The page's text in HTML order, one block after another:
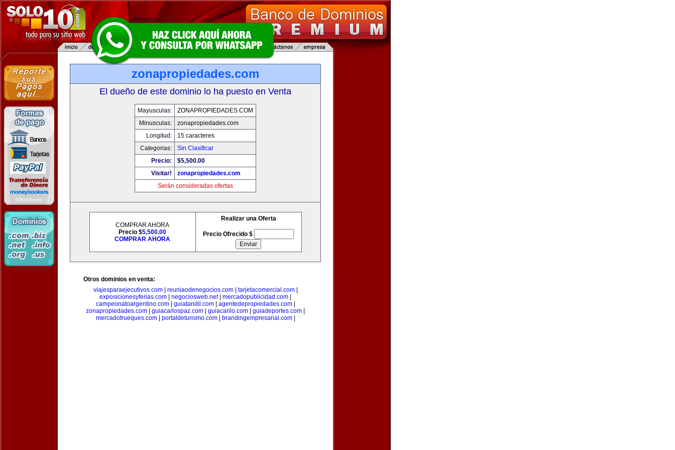
zonapropiedades.com
El dueño de este dominio lo ha puesto en Venta
Mayusculas:
ZONAPROPIEDADES.COM
Minusculas:
zonapropiedades.com
Longitud:
15 caracteres
Categorias:
Sin Clasificar
Precio:
$5,500.00
Visitar!
zonapropiedades.com
Serán consideradas ofertas
COMPRAR AHORA
Precio $5,500.00
COMPRAR AHORA
Realizar una Oferta
Precio Ofrecido $
Otros dominios en venta:
viajesparaejecutivos.com| reuniaodenegocios.com| tarjetacomercial.com|
exposicionesyferias.com
negociosweb.net| mercadopublicidad.com
campeonatoargentino.com| guiatandil.com| agentedepropiedades.com|
zonapropiedades.com
guiacarlospaz.com guiacarilo.com guiadeportes.com
mercadotrueques.com| portaldeturismo.com| brandingempresarial.com|